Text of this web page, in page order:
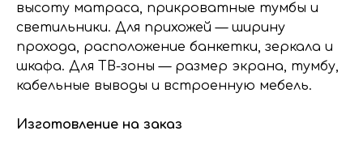
высоту матраса, прикроватные тумбы и
светильники. Для прихожей — ширину
прохода, расположение банкетки, зеркала и
шкафа. Для ТВ-зоны — размер экрана, тумбу,
кабельные выводы и встроенную мебель.
Изготовление на заказ